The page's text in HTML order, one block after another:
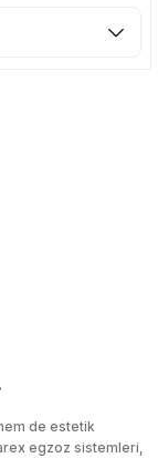
de estetik
egzoz sistemleri,